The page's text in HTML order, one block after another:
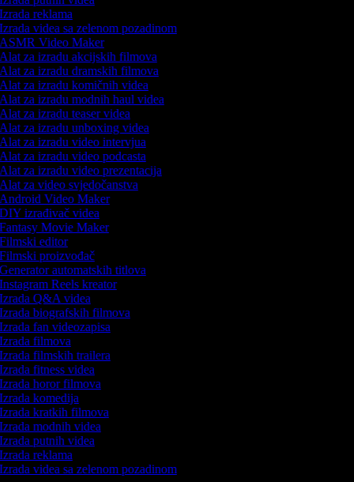
reklama
videa sa zelenom pozadinom
Video Maker
za izradu akcijskih filmova
za izradu dramskih filmova
za izradu komičnih videa
za izradu modnih haul videa
za izradu teaser videa
za izradu unboxing videa
za izradu video intervjua
za izradu video podcasta
za izradu video prezentacija
za video svjedočanstva
Video Maker
izrađivač videa
Movie Maker
editor
proizvođač
automatskih titlova
Reels kreator
Q&A videa
biografskih filmova
fan videozapisa
filmova
filmskih trailera
fitness videa
horor filmova
komedija
kratkih filmova
modnih videa
putnih videa
reklama
videa sa zelenom pozadinom